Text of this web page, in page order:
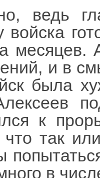
ведь
месяцев.
и в
была
к
что так
в